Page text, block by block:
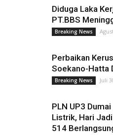
Diduga Laka
PT.BBS
Breaking News
Perbaikan
Soekano-Hatta
Breaking News Juli
PLN UP3
Listrik, Hari
514